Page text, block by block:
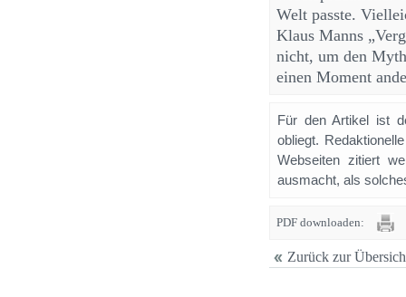
Welt passte.
Klaus Manns
nicht, um den
einen Moment
Für den Artikel ist
obliegt.
Webseiten zitiert
ausmacht, als
PDF downloaden:
Zurück zur